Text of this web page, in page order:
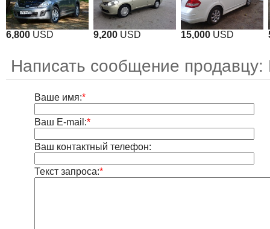
6,800 USD 9,200 USD 15,000 USD
Написать сообщение продавцу:
Ваше имя:*
Ваш E-mail:*
Ваш контактный телефон:
Текст запроса:*